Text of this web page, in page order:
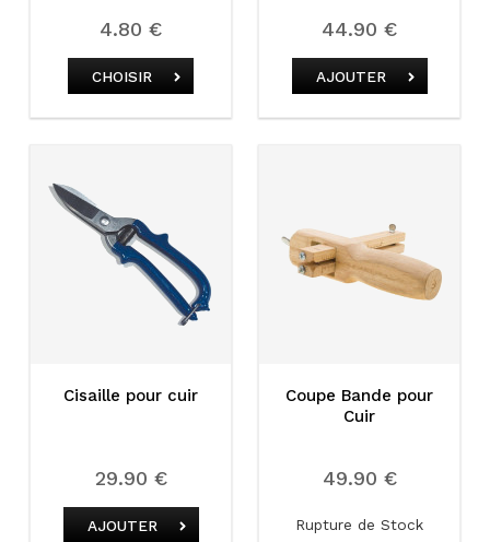
4.80 €
CHOISIR
44.90 €
AJOUTER
Cisaille pour cuir
29.90 €
AJOUTER
Coupe Bande pour
Cuir
49.90 €
Rupture de Stock